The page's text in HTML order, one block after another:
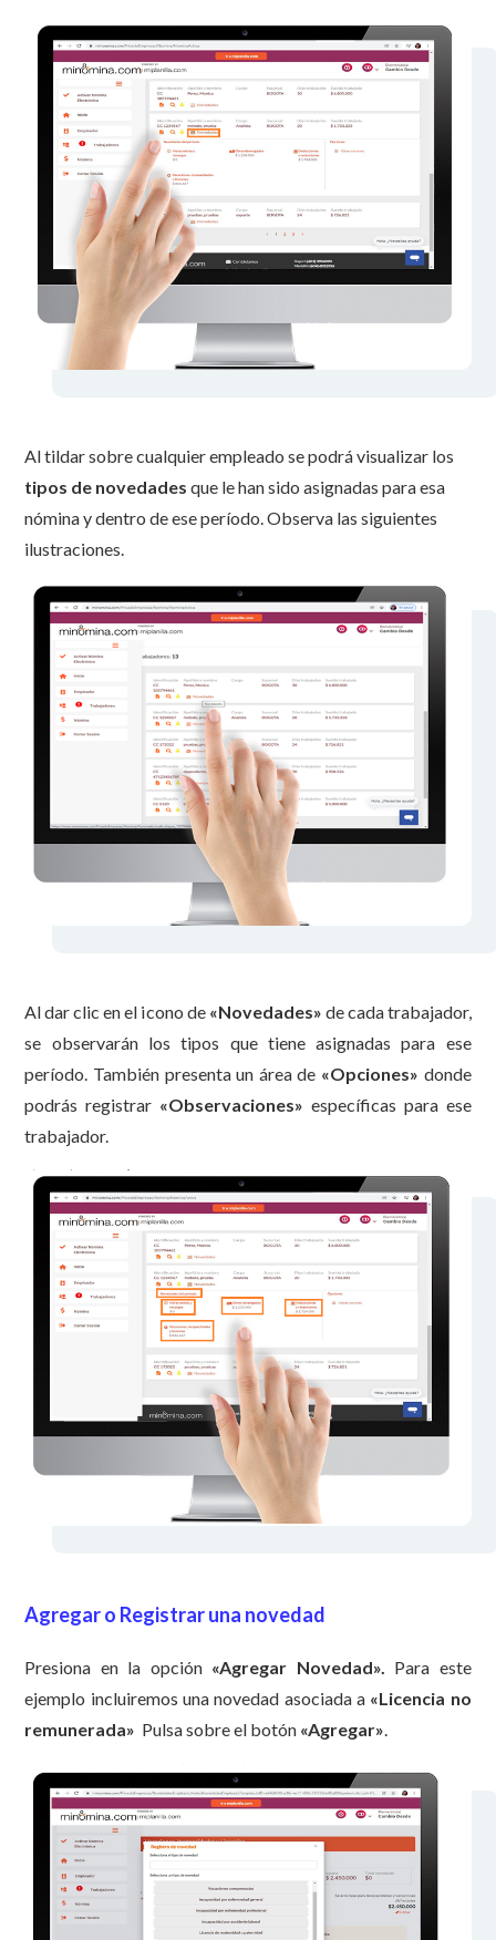
Al tildar sobre cualquier empleado se podrá visualizar los
tipos de novedades que le han sido asignadas para esa
nómina y dentro de ese período. Observa las siguientes
ilustraciones.
Al dar clic en el icono de «Novedades» de cada trabajador,
se observarán los tipos que tiene asignadas para ese
período. También presenta un área de «Opciones» donde
podrás registrar «Observaciones» específicas para ese
trabajador.
Agregar o Registrar una novedad
Presiona en la opción «Agregar Novedad». Para este
ejemplo incluiremos una novedad asociada a «Licencia no
remunerada» Pulsa sobre el botón «Agregar».